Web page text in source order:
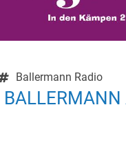
Ballermann Radio